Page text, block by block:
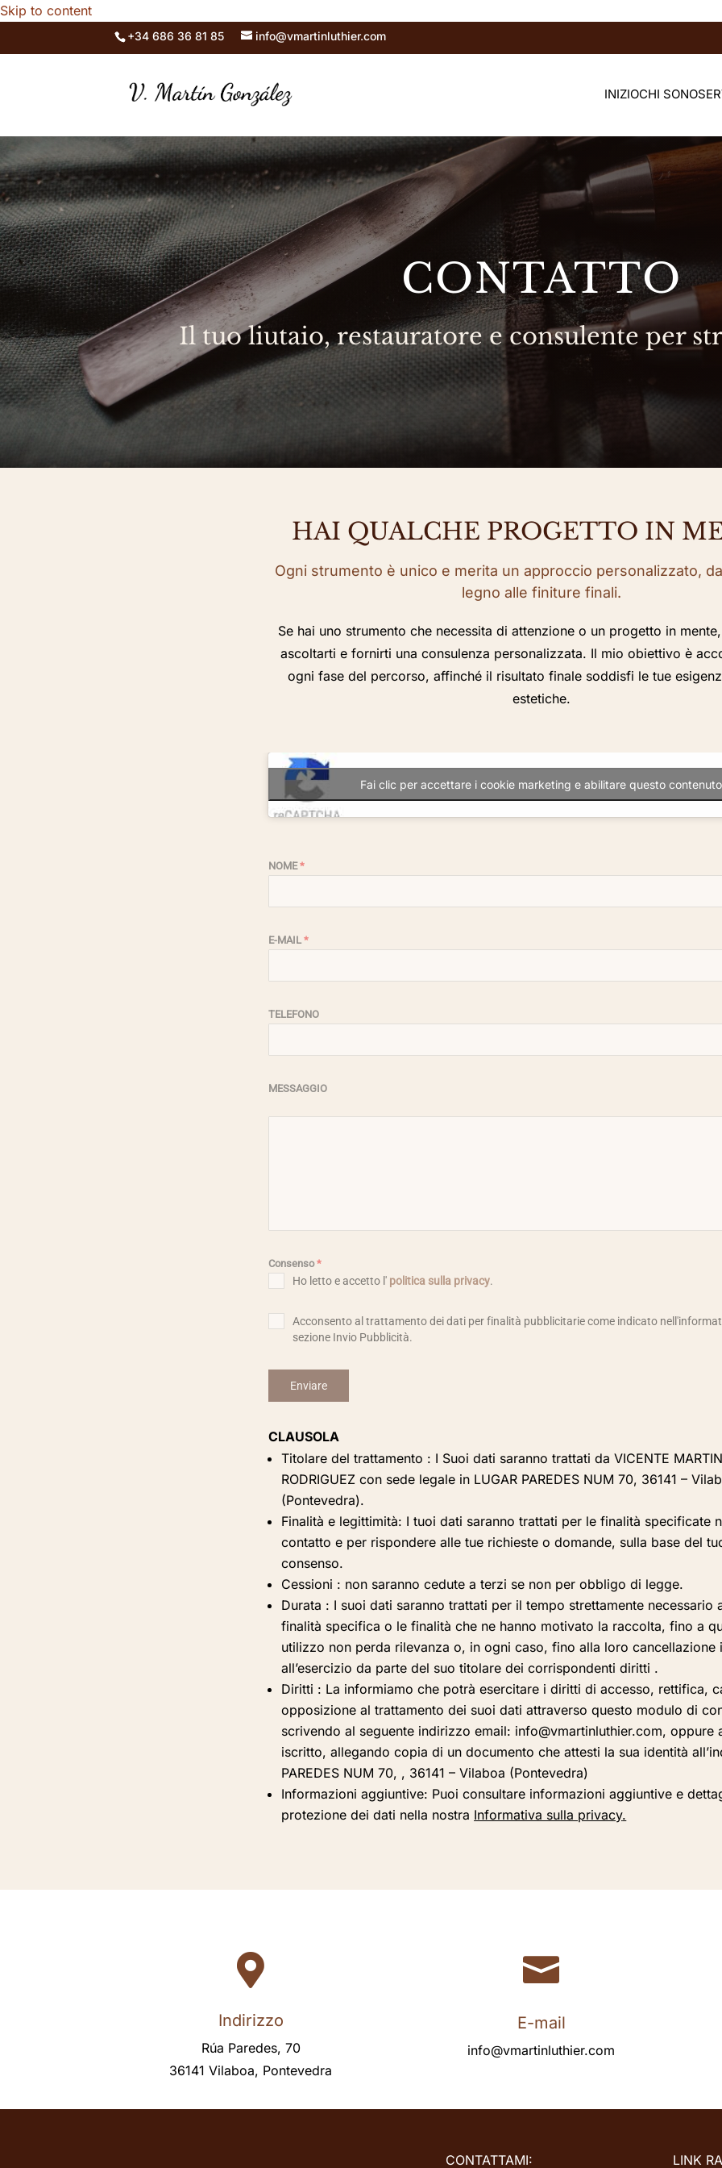
Skip to content
+34 686 36 81 85 info@vmartinluthier.com
INIZIOCHI SONO
CONTATTO
Il tuo liutaio, restauratore e consulente per
HAI QUALCHE PROGETTO IN
Ogni strumento è unico e merita un approccio personalizzato,
legno alle finiture finali.
Se hai uno strumento che necessita di attenzione o un progetto in
ascoltarti e fornirti una consulenza personalizzata. Il mio obiettivo è
ogni fase del percorso, affinché il risultato finale soddisfi le tue
estetiche.
Fai clic per accettare i cookie marketing e abilitare questo contenuto
NOME*
E-MAIL*
TELEFONO
MESSAGGIO
Consenso*
Ho letto e accetto l' politica sulla privacy.
Acconsento al trattamento dei dati per finalità pubblicitarie come indicato
sezione Invio Pubblicità.
Enviare
CLAUSOLA
Titolare del trattamento : I Suoi dati saranno trattati da VICENTE
RODRIGUEZ con sede legale in LUGAR PAREDES NUM 70, 36141 –
(Pontevedra).
Finalità e legittimità: I tuoi dati saranno trattati per le finalità specificate
contatto e per rispondere alle tue richieste o domande, sulla base del
consenso.
Cessioni : non saranno cedute a terzi se non per obbligo di legge.
Durata : I suoi dati saranno trattati per il tempo strettamente necessario
finalità specifica o le finalità che ne hanno motivato la raccolta, fino a
utilizzo non perda rilevanza o, in ogni caso, fino alla loro cancellazione
all’esercizio da parte del suo titolare dei corrispondenti diritti .
Diritti : La informiamo che potrà esercitare i diritti di accesso, rettifica,
opposizione al trattamento dei suoi dati attraverso questo modulo di
scrivendo al seguente indirizzo email: info@vmartinluthier.com, oppure
iscritto, allegando copia di un documento che attesti la sua identità
PAREDES NUM 70, , 36141 – Vilaboa (Pontevedra)
Informazioni aggiuntive: Puoi consultare informazioni aggiuntive e
protezione dei dati nella nostra Informativa sulla privacy.

Indirizzo
Rúa Paredes, 70
36141 Vilaboa, Pontevedra

E-mail
info@vmartinluthier.com
CONTATTAMI: LINK